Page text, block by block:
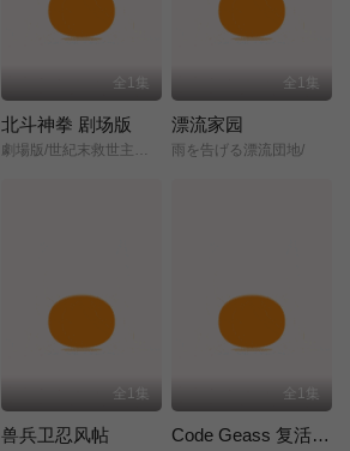
全1集
北斗神拳 剧场版
劇場版/世紀末救世主伝説/北斗の拳/
全1集
漂流家园
雨を告げる漂流団地/
全1集
兽兵卫忍风帖
全1集
Code Geass 复活的鲁路修